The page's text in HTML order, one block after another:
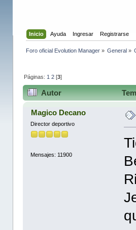
Inicio Ayuda Ingresar Registrarse
Foro oficial Evolution Manager» General »
Páginas: 1 2[3]
Autor
Magico Decano
Director deportivo
Mensajes: 11900